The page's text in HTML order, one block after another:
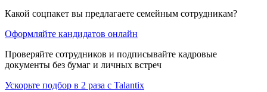
Какой соцпакет вы предлагаете семейным сотрудникам?
Оформляйте кандидатов онлайн
Проверяйте сотрудников и подписывайте кадровые
документы без бумаг и личных встреч
Ускорьте подбор в 2 раза с Talantix